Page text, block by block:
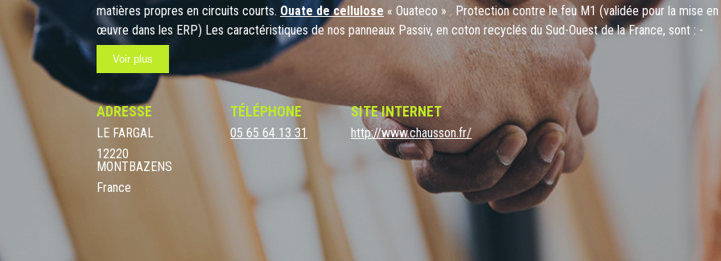
matières propres en circuits courts. Ouate de cellulose « Ouateco » . Protection contre le feu M1 (validée pour la mise en
œuvre dans les ERP) Les caractéristiques de nos panneaux Passiv, en coton recyclés du Sud-Ouest de la France, sont : -
Lambda 0,037 (meilleur lambda des panneaux coton) - Densité 30 kilos du M3 - 100% Français issus de la collecte dans une
démarche d’économie circulaire et du
recyclage des textiles usagés - Semi rigide à partir de 100mm - 43DB de
acoustique en 45mm (meilleure performance du marché) - Doux, facile à poser et respirant.
Voir plus
ADRESSE
LE FARGAL
12220
MONTBAZENS
France
TÉLÉPHONE
05 65 64 13 31
SITE INTERNET
http://www.chausson.fr/